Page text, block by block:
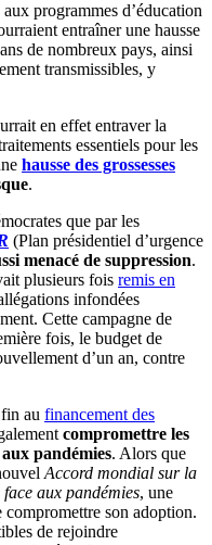
programmes d’éducation
entraîner une hausse
de nombreux pays, ainsi
transmissibles, y
en effet entraver la
essentiels pour les
hausse des grossesses
.
que par les
(Plan présidentiel d’urgence
menacé de suppression.
plusieurs fois remis en
infondées
Cette campagne de
fois, le budget de
d’un an, contre
au financement des
compromettre les
pandémies. Alors que
Accord mondial sur la
aux pandémies, une
son adoption.
de rejoindre